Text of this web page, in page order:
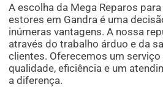
A escolha da Mega Reparos
estores em Gandra é uma
inúmeras vantagens. A nossa
através do trabalho árduo e da
clientes. Oferecemos um
qualidade, eficiência e um
a diferença.